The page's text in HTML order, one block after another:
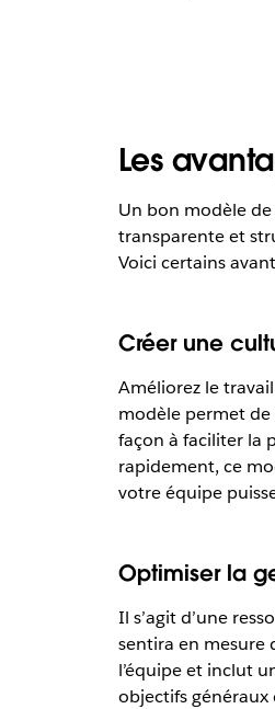
Les
Un bon modèle
transparente et
Voici certains
Créer une
Améliorez le
modèle permet de
façon à faciliter la
rapidement, ce
votre équipe
Optimiser la
Il s’agit d’une
sentira en mesure
l’équipe et inclut
objectifs généraux